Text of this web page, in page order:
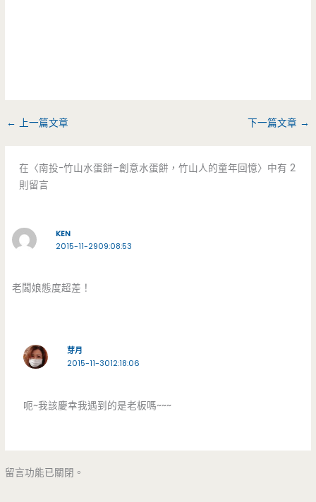
← 上一篇文章 下一篇文章 →
在〈南投-竹山水蛋餅–創意水蛋餅，竹山人的童年回憶〉中有 2
則留言
KEN
2015-11-2909:08:53
老闆娘態度超差！
芽月
2015-11-3012:18:06
呃~我該慶幸我遇到的是老板嗎~~~
留言功能已關閉。